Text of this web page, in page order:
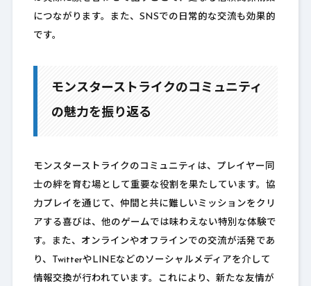
につながります。また、SNSでの日常的な交流も効果的
です。
モンスターストライクのコミュニティ
の魅力を振り返る
モンスターストライクのコミュニティは、プレイヤー同
士の絆を育む場として重要な役割を果たしています。協
力プレイを通じて、仲間と共に難しいミッションをクリ
アする喜びは、他のゲームでは味わえない特別な体験で
す。また、オンラインやオフラインでの交流が活発であ
り、TwitterやLINEなどのソーシャルメディアを介して
情報交換が行われています。これにより、新たな友情が